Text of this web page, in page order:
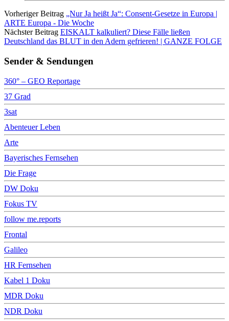
Vorheriger Beitrag „Nur Ja heißt Ja“: Consent-Gesetze in Europa |
ARTE Europa - Die Woche
Nächster Beitrag EISKALT kalkuliert? Diese Fälle ließen
Deutschland das BLUT in den Adern gefrieren! | GANZE FOLGE
Sender & Sendungen
360° – GEO Reportage
37 Grad
3sat
Abenteuer Leben
Arte
Bayerisches Fernsehen
Die Frage
DW Doku
Fokus TV
follow me.reports
Frontal
Galileo
HR Fernsehen
Kabel 1 Doku
MDR Doku
NDR Doku